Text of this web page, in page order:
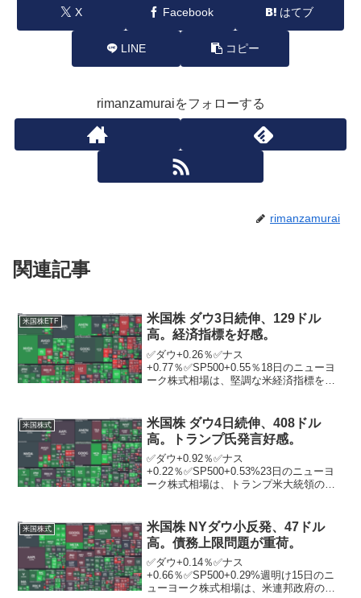
X Facebook はてブ
LINE コピー
rimanzamuraiをフォローする
rimanzamurai
関連記事
米国株ETF
米国株 ダウ3日続伸、129ドル
高。経済指標を好感。
✅ダウ+0.26％✅ナス
+0.77％✅SP500+0.55％18日のニューヨ
ーク株式相場は、堅調な米経済指標を背
3779万株。朝方発表された昨年12月の米
耐久財受...
米国株式
米国株 ダウ4日続伸、408ドル
高。トランプ氏発言好感。
✅ダウ+0.92％✅ナス
+0.22％✅SP500+0.53%23日のニューヨ
ーク株式相場は、トランプ米大統領の米
重視するS＆P500種株価指数は史上最高
値を更新して取...
米国株式
米国株 NYダウ小反発、47ドル
高。債務上限問題が重荷。
✅ダウ+0.14％✅ナス
+0.66％✅SP500+0.29%週明け15日のニ
ューヨーク株式相場は、米連邦政府の債